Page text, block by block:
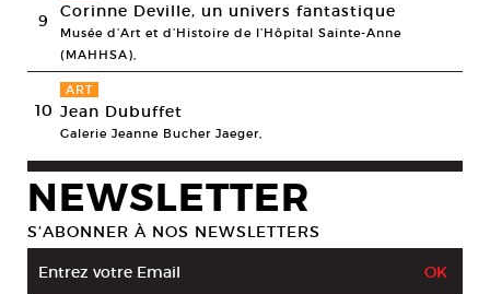
9 Corinne Deville, un univers fantastique
Musée d’Art et d’Histoire de l’Hôpital Sainte-Anne
(MAHHSA),
10
ART
Jean Dubuffet
Galerie Jeanne Bucher Jaeger,
NEWSLETTER
S’ABONNER À NOS NEWSLETTERS